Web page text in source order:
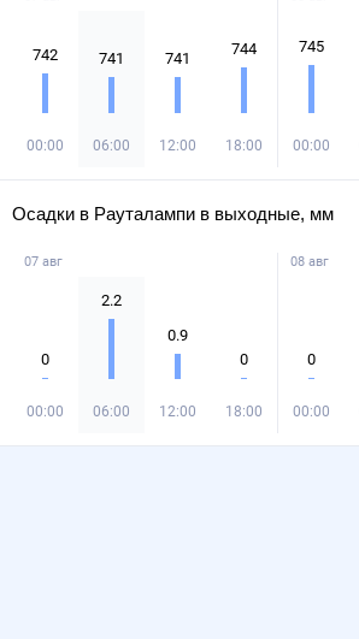
742
00:00
741
06:00
741
12:00
744
18:00
745
00:00
Осадки в Рауталампи в выходные, мм
07 авг
0
00:00
2.2
06:00
0.9
12:00
0
18:00
08 авг
0
00:00